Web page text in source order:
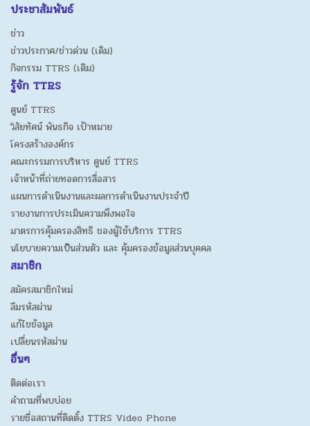
ประชาสัมพันธ์
ข่าว
ข่าวประกาศ/ข่าวด่วน (เดิม)
กิจกรรม TTRS (เดิม)
รู้จัก TTRS
ศูนย์ TTRS
วิสัยทัศน์ พันธกิจ เป้าหมาย
โครงสร้างองค์กร
คณะกรรมการบริหาร ศูนย์ TTRS
เจ้าหน้าที่ถ่ายทอดการสื่อสาร
แผนการดำเนินงานและผลการดำเนินงานประจำปี
รายงานการประเมินความพึงพอใจ
มาตรการคุ้มครองสิทธิ ของผู้ใช้บริการ TTRS
นโยบายความเป็นส่วนตัว และ คุ้มครองข้อมูลส่วนบุคคล
สมาชิก
สมัครสมาชิกใหม่
ลืมรหัสผ่าน
แก้ไขข้อมูล
เปลี่ยนรหัสผ่าน
อื่นๆ
ติดต่อเรา
คำถามที่พบบ่อย
รายชื่อสถานที่ติดตั้ง TTRS Video Phone